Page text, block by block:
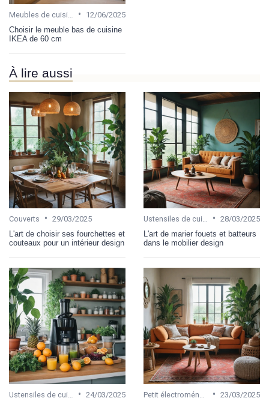
•
12/06/2025
Choisir le meuble bas de cuisine
IKEA de 60 cm
À lire aussi
Couverts • 29/03/2025
L'art de choisir ses fourchettes et
couteaux pour un intérieur design
• 28/03/2025
L'art de marier fouets et batteurs
dans le mobilier design
• 24/03/2025
• 23/03/2025